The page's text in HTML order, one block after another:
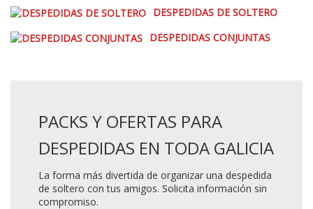
DESPEDIDAS DE SOLTERO
DESPEDIDAS CONJUNTAS
PACKS Y OFERTAS PARA
DESPEDIDAS EN TODA GALICIA
La forma más divertida de organizar una despedida
de soltero con tus amigos. Solicita información sin
compromiso.